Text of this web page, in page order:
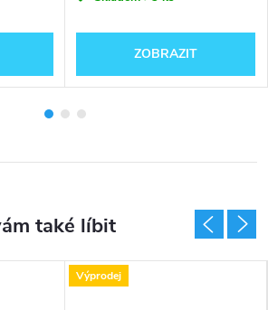
ZOBRAZIT
Výprodej